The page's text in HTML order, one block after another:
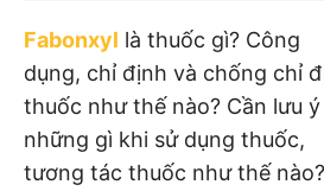
Fabonxyl là thuốc gì? Công
dụng, chỉ định và chống chỉ
thuốc như thế nào? Cần lưu ý
những gì khi sử dụng thuốc,
tương tác thuốc như thế nào?